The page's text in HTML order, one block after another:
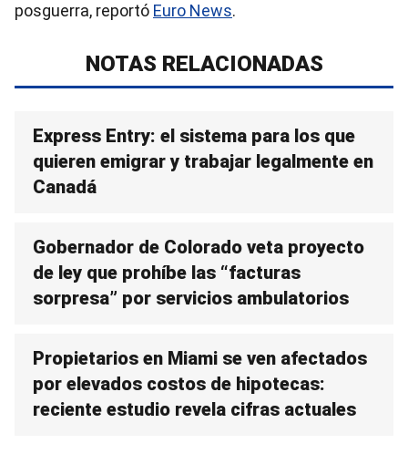
posguerra, reportó Euro News.
NOTAS RELACIONADAS
Express Entry: el sistema para los que
quieren emigrar y trabajar legalmente en
Canadá
Gobernador de Colorado veta proyecto
de ley que prohíbe las “facturas
sorpresa” por servicios ambulatorios
Propietarios en Miami se ven afectados
por elevados costos de hipotecas:
reciente estudio revela cifras actuales